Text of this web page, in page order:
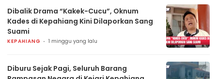
Dibalik Drama “Kakek-Cucu”, Oknum
Kades di Kepahiang Kini Dilaporkan Sang
Suami
KEPAHIANG 1 minggu yang lalu
Diburu Sejak Pagi, Seluruh Barang